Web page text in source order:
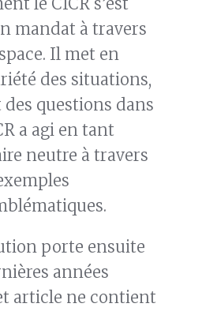
mandat à travers
Il met en
des situations,
questions dans
a agi en tant
neutre à travers
porte ensuite
années
article ne contient